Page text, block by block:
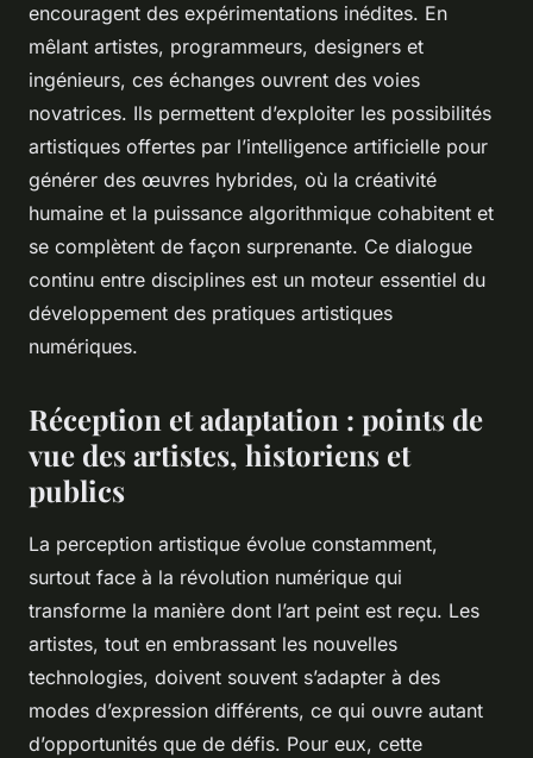
encouragent des expérimentations inédites. En
mêlant artistes, programmeurs, designers et
ingénieurs, ces échanges ouvrent des voies
novatrices. Ils permettent d’exploiter les possibilités
artistiques offertes par l’intelligence artificielle pour
générer des œuvres hybrides, où la créativité
humaine et la puissance algorithmique cohabitent et
se complètent de façon surprenante. Ce dialogue
continu entre disciplines est un moteur essentiel du
développement des pratiques artistiques
numériques.
Réception et adaptation : points de
vue des artistes, historiens et
publics
La perception artistique évolue constamment,
surtout face à la révolution numérique qui
transforme la manière dont l’art peint est reçu. Les
artistes, tout en embrassant les nouvelles
technologies, doivent souvent s’adapter à des
modes d’expression différents, ce qui ouvre autant
d’opportunités que de défis. Pour eux, cette